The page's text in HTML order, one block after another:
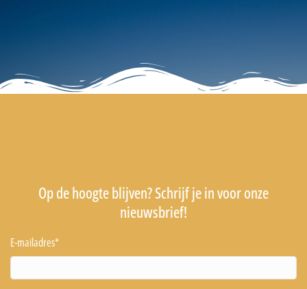
Op de hoogte blijven? Schrijf je in voor onze
nieuwsbrief!
E-mailadres*